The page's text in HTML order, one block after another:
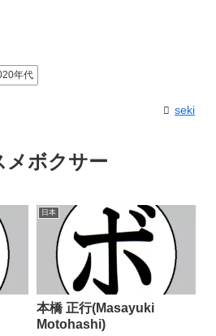
年代
seki
メボクサー
日本
本橋 正行(Masayuki
Motohashi)